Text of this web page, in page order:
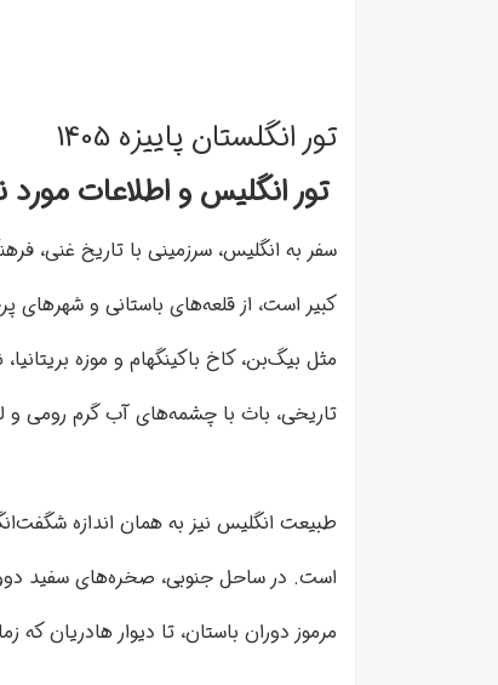
تور انگلستان پاییزه 1405
تور انگلیس و اطلاعات مورد
سفر به انگلیس، سرزمینی با تاریخ غنی،
کبیر است، از قلعه‌های باستانی و شهرهای
مثل بیگ‌بن، کاخ باکینگهام و موزه
تاریخی، باث با چشمه‌های آب گرم رومی و
طبیعت انگلیس نیز به همان اندازه
است. در ساحل جنوبی، صخره‌های سفید دوور
مرموز دوران باستان، تا دیوار هادریان